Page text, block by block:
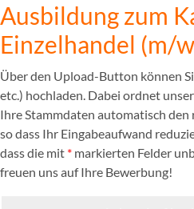
Ausbildung zum
Einzelhandel (m/
Über den Upload-Button können
etc.) hochladen. Dabei ordnet
Ihre Stammdaten automatisch
so dass Ihr Eingabeaufwand
dass die mit * markierten Felder
freuen uns auf Ihre Bewerbung!